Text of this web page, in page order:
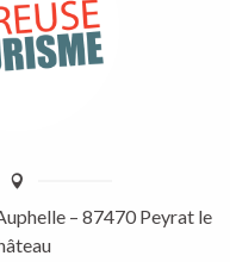
– 87470 Peyrat le